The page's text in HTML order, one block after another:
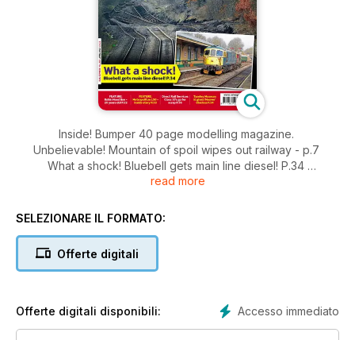
Inside! Bumper 40 page modelling magazine.
Unbelievable! Mountain of spoil wipes out railway - p.7
What a shock! Bluebell gets main line diesel! P.34
Feature: Robin Hoods line - 20 years old. P.22
Direct Rail services Class 37s go for scrap. P.36
read more
SELEZIONARE IL FORMATO:
Offerte digitali
Accesso immediato
Offerte digitali disponibili: